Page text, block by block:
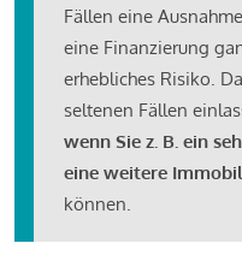
Fällen eine
eine Finanzierung
erhebliches Risiko.
seltenen Fällen
wenn Sie z. B. ein
eine weitere
können.